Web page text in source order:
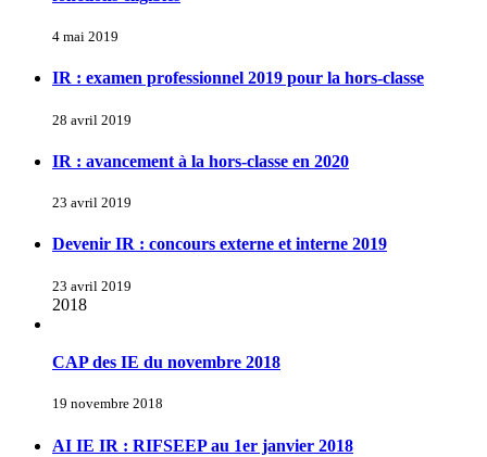
4 mai 2019
IR : examen professionnel 2019 pour la hors-classe
28 avril 2019
IR : avancement à la hors-classe en 2020
23 avril 2019
Devenir IR : concours externe et interne 2019
23 avril 2019
2018
CAP des IE du novembre 2018
19 novembre 2018
AI IE IR : RIFSEEP au 1er janvier 2018